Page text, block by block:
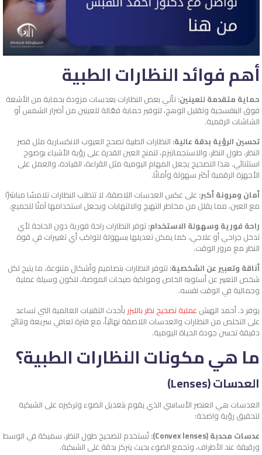
أهم فوائد النظارات الطبية
حماية متقدمة للعينين:تأتي بعض النظارات بعدسات مزودة بحماية من الأشعة
فوق البنفسجية وتقليل الوهج، لتوفير حماية فعّالة للعينين من أضرار الشمس أو
الشاشات الرقمية.
تحسين الرؤية بدقة عالية: النظارات الطبية تصحح العيوب الانكسارية مثل قصر
النظر، طول النظر، والاستجماتيزم، لتمنح العين القدرة على رؤية الأشياء بوضوح
استثنائي. هذا التصحيح يجعل المهام اليومية مثل القراءة، القيادة، والعمل على
الأجهزة الرقمية أكثر سهولة وأمانًا.
أمان ومرونة أكبر: على عكس العدسات اللاصقة، لا تتطلب النظارات تلامسًا مباشرًا
مع العين، مما يقلل من مخاطر التهيج والالتهابات ويجعل استخدامها آمنًا للجميع.
راحة فورية وسهولة الاستخدام:توفر النظارات راحة فورية دون الحاجة لأي
تدخل جراحي أو علاجي، كما يمكن تعديلها بسهولة لتواكب أي تغييرات في قوة
النظر مع مرور الوقت.
أناقة وتعبير عن الشخصية:تتوفر النظارات بتصاميم وأشكال متنوعة، ما يتيح لكل
شخص التعبير عن أسلوبه الخاص ومواكبة صيحات الموضة، لتكون وسيلة عملية
وجمالية في الوقت نفسه.
يوفر د. أحمد الهبش عملية تصحيح نظر بالليزر بأحدث التقنيات العالمية التي تساعد
على التخلص من النظارات والعدسات اللاصقة نهائياً، مع فترة تعافي سريعة ونتائج
دقيقة تحسن جودة الحياة اليومية.
ما هي مكونات النظارات الطبية؟
العدسات (Lenses)
العدسات هي العنصر الأساسي الذي يقوم بتعديل الضوء وتركيزه على الشبكية
لتحقيق رؤية واضحة:
عدسات محدبة (Convex lenses):
تُستخدم لتصحيح طول النظر، سميكة في الوسط
ورقيقة عند الأطراف، وتجمع الضوء بحيث يتركز بدقة على الشبكية.